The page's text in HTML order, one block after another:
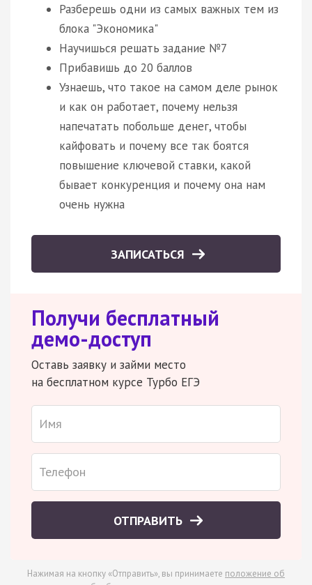
Разберешь одни из самых важных тем из
блока "Экономика"
Научишься решать задание №7
Прибавишь до 20 баллов
Узнаешь, что такое на самом деле рынок
и как он работает, почему нельзя
напечатать побольше денег, чтобы
кайфовать и почему все так боятся
повышение ключевой ставки, какой
бывает конкуренция и почему она нам
очень нужна
ЗАПИСАТЬСЯ
Получи бесплатный
демо-доступ
Оставь заявку и займи место
на бесплатном курсе Турбо ЕГЭ
ОТПРАВИТЬ
Нажимая на кнопку «Отправить», вы принимаете положение об